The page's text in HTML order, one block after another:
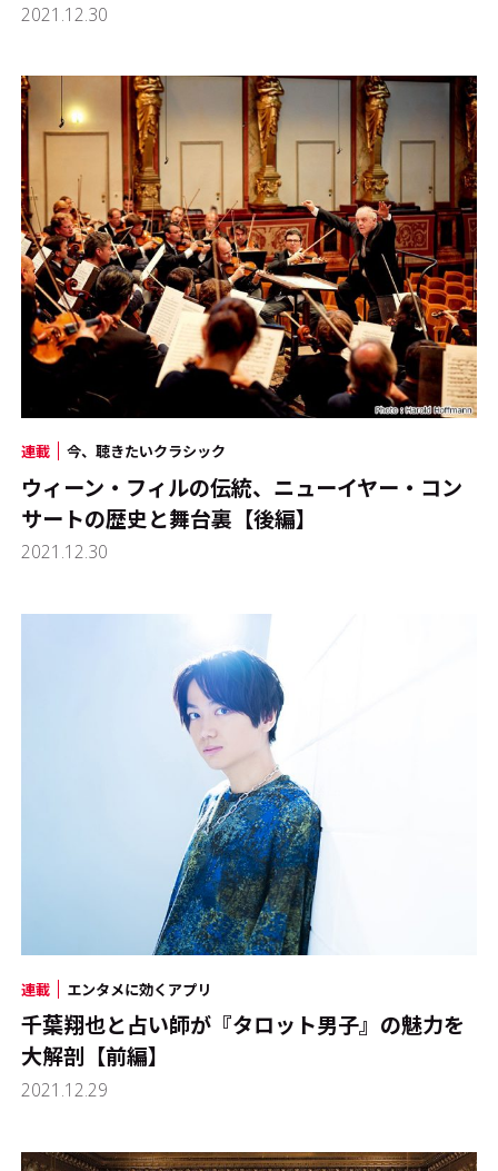
2021.12.30
連載 今、聴きたいクラシック
ウィーン・フィルの伝統、ニューイヤー・コン
サートの歴史と舞台裏【後編】
2021.12.30
連載 エンタメに効くアプリ
千葉翔也と占い師が『タロット男子』の魅力を
大解剖【前編】
2021.12.29